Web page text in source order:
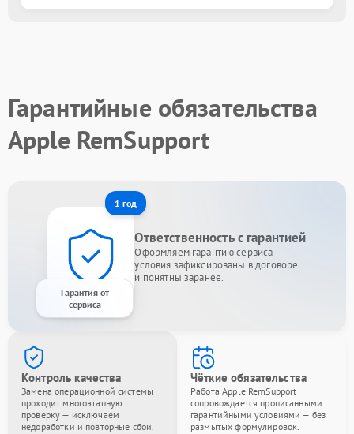
Гарантийные обязательства
Apple RemSupport
1 год
Гарантия от
сервиса
Ответственность с гарантией
Оформляем гарантию сервиса —
условия зафиксированы в договоре
и понятны заранее.
Контроль качества
Замена операционной системы
проходит многоэтапную
проверку — исключаем
недоработки и повторные сбои.
Чёткие обязательства
Работа Apple RemSupport
сопровождается прописанными
гарантийными условиями — без
размытых формулировок.